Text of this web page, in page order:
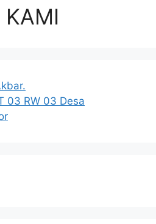
KAMI
03 RW 03 Desa